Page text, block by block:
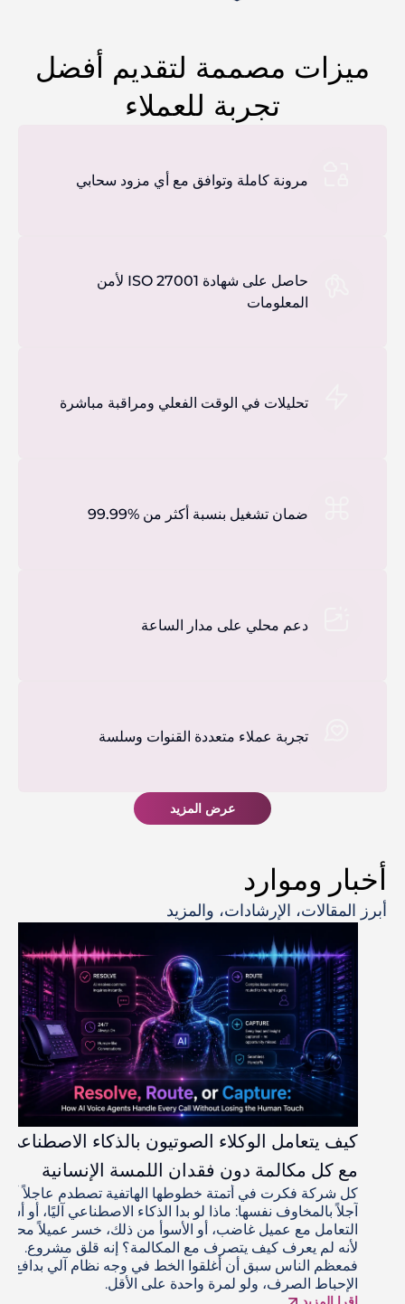
ميزات مصممة لتقديم أفضل
تجربة للعملاء
مرونة كاملة وتوافق مع أي مزود سحابي
حاصل على شهادة ISO 27001 لأمن
المعلومات
تحليلات في الوقت الفعلي ومراقبة مباشرة
ضمان تشغيل بنسبة أكثر من %99.99
دعم محلي على مدار الساعة
تجربة عملاء متعددة القنوات وسلسة
عرض المزيد
أخبار وموارد
أبرز المقالات، الإرشادات، والمزيد
كيف يتعامل الوكلاء الصوتيون بالذكاء الاصطناعي
مع كل مكالمة دون فقدان اللمسة الإنسانية
كل شركة فكرت في أتمتة خطوطها الهاتفية تصطدم عاجلاً أم
آجلاً بالمخاوف نفسها: ماذا لو بدا الذكاء الاصطناعي آليًا، أو
التعامل مع عميل غاضب، أو الأسوأ من ذلك، خسر عميلاً
لأنه لم يعرف كيف يتصرف مع المكالمة؟ إنه قلق مشروع.
فمعظم الناس سبق أن أغلقوا الخط في وجه نظام آلي بدافع
الإحباط الصرف، ولو لمرة واحدة على الأقل.